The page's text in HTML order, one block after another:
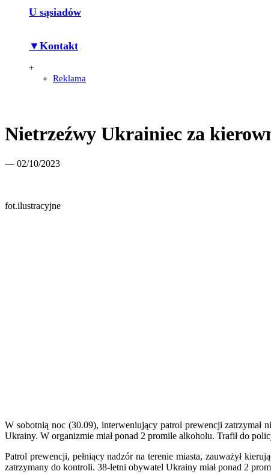
U sąsiadów
▼Kontakt
+
Reklama
Nietrzeźwy Ukrainiec za
— 02/10/2023
fot.ilustracyjne
W sobotnią noc (30.09), interweniujący patrol prewencji zatrzymał
Ukrainy. W organizmie miał ponad 2 promile alkoholu. Trafił do
Patrol prewencji, pełniący nadzór na terenie miasta, zauważył
zatrzymany do kontroli. 38-letni obywatel Ukrainy miał ponad 2